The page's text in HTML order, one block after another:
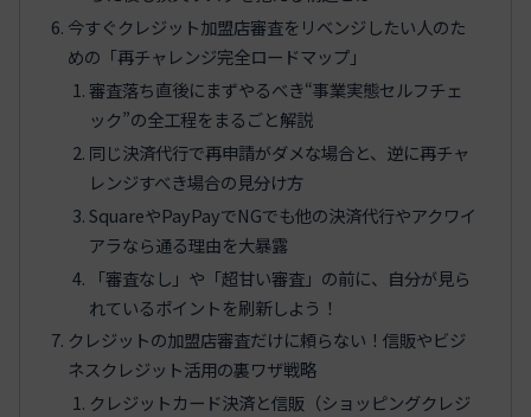
今すぐクレジット加盟店審査をリベンジしたい人のた
めの「再チャレンジ完全ロードマップ」
審査落ち直後にまずやるべき“事業実態セルフチェ
ック”の全工程をまるごと解説
同じ決済代行で再申請がダメな場合と、逆に再チャ
レンジすべき場合の見分け方
SquareやPayPayでNGでも他の決済代行やアクワイ
アラなら通る理由を大暴露
「審査なし」や「超甘い審査」の前に、自分が見ら
れているポイントを刷新しよう！
クレジットの加盟店審査だけに頼らない！信販やビジ
ネスクレジット活用の裏ワザ戦略
クレジットカード決済と信販（ショッピングクレジ